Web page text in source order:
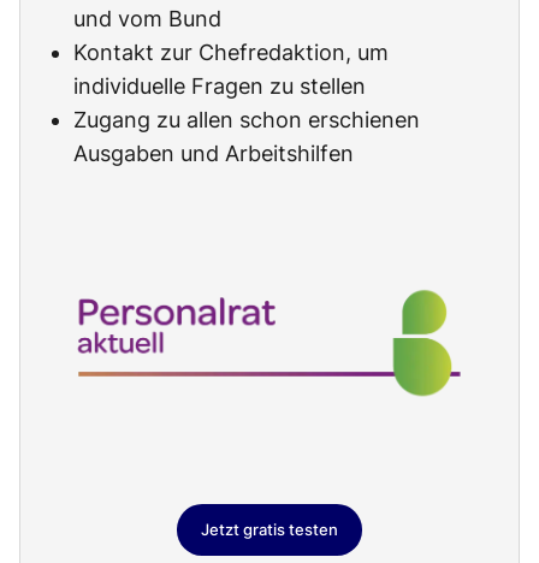
und vom Bund
Kontakt zur Chefredaktion, um
individuelle Fragen zu stellen
Zugang zu allen schon erschienen
Ausgaben und Arbeitshilfen
Jetzt gratis testen